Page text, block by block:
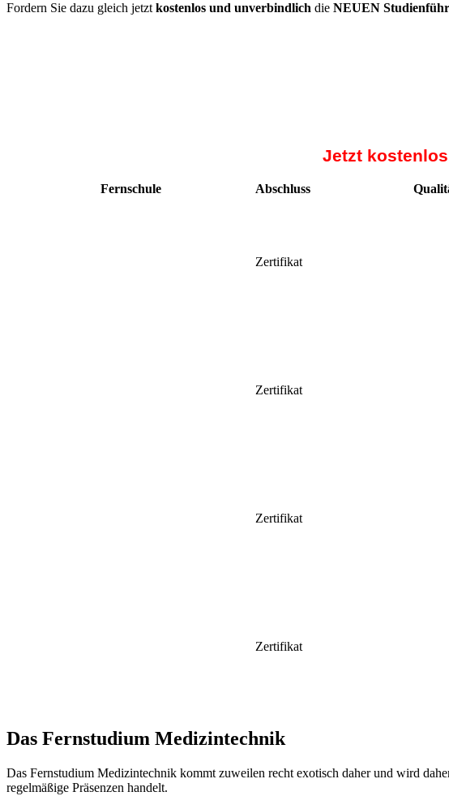
Fordern Sie dazu gleich jetzt kostenlos und unverbindlich die NEUEN
Jetzt
Fernschule Abschluss
Zertifikat
Zertifikat
Zertifikat
Zertifikat
Das Fernstudium Medizintechnik
Das Fernstudium Medizintechnik kommt zuweilen recht exotisch daher und wird
regelmäßige Präsenzen handelt.